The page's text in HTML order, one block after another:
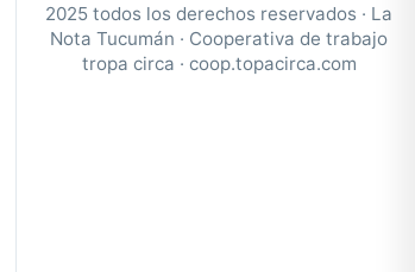
2025 todos los derechos reservados · La
Nota Tucumán · Cooperativa de trabajo
tropa circa · coop.topacirca.com